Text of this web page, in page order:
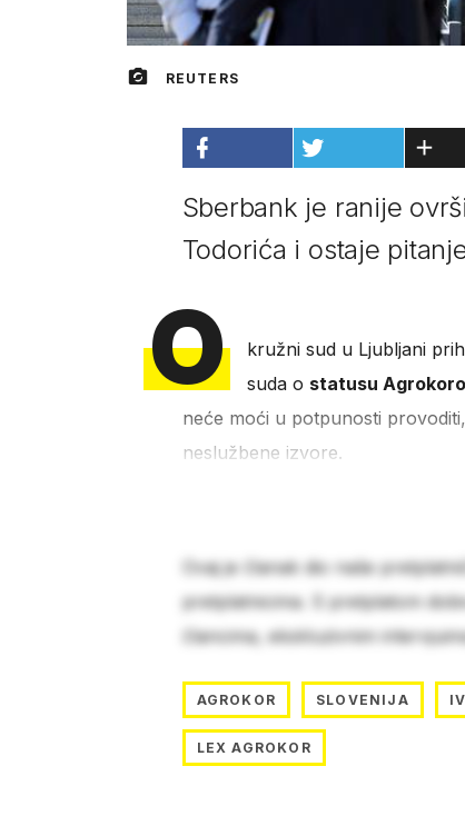
REUTERS
Sberbank je ranije
Todorića i ostaje
O
kružni sud u Ljubljani
suda o statusu
neće moći u potpunosti
neslužbene izvore.
Ovaj je članak dio naše
pretplatnicima. S pretplatom
člancima, ekskluzivnim
AGROKOR SLOVENIJA
LEX AGROKOR